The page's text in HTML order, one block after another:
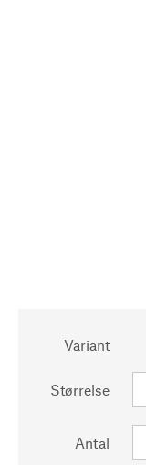
Variant
Størrelse
Antal